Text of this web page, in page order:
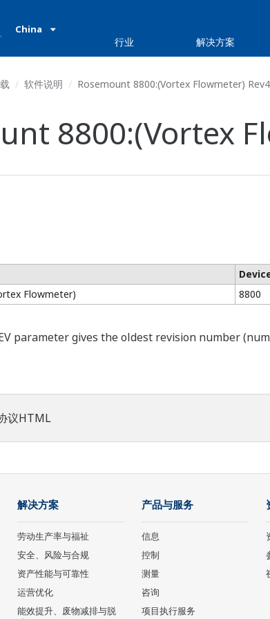
China
行业 解决方案
软件说明 Rosemount 8800:(Vortex Flowmeter) Rev4
8800:(Vortex
Flowmeter)
8800
parameter gives the oldest revision number
议HTML
解决方案
劳动生产率与福祉
安全、风险与合规
资产性能与可靠性
运营优化
能效提升、废物减排与脱
产品与服务
信息
控制
测量
咨询
项目执行服务